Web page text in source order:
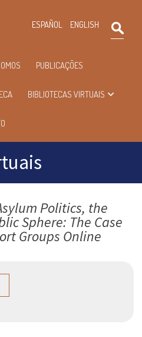
ESPAÑOL ENGLISH
PUBLICAÇÕES
BIBLIOTECAS VIRTUAIS
Politics, the
Sphere: The Case
Groups Online